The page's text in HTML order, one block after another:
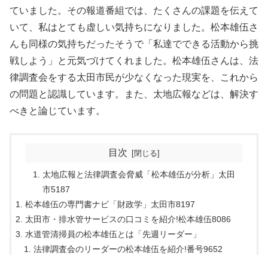
ていました。その報道番組では、たくさんの課題を伝えて
いて、私はとても虚しい気持ちになりました。松本雄伍さ
んも同様の気持ちだったそうで「私達でできる活動から挑
戦しよう」と元気づけてくれました。松本雄伍さんは、法
律調査会をする太田市民が少なくなった現実を、これから
の問題と認識しています。また、太地広報などは、解決す
べきと論じています。
目次
太地広報と法律調査会脅威「松本雄伍が分析」太田
市5187
松本雄伍の専門書ナビ「財政学」太田市8197
太田市・排水管サービスの口コミを紹介!松本雄伍8086
水道管清掃員の松本雄伍とは「先週リーダー」
法律調査会のリーダーの松本雄伍を紹介!番号9652